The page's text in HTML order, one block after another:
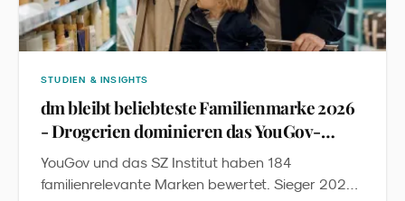
STUDIEN & INSIGHTS
dm bleibt beliebteste Familienmarke 2026
- Drogerien dominieren das YouGov-
Ranking
YouGov und das SZ Institut haben 184
familienrelevante Marken bewertet. Sieger 2026: